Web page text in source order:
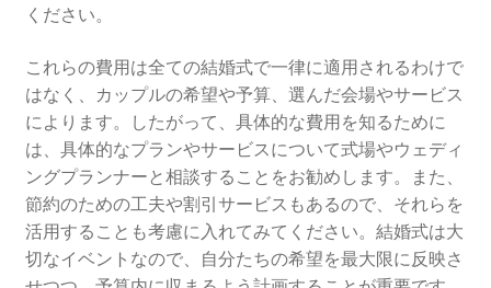
ウエディングの定番曲
京都でフォトウェディングをするならここ！おすすめス
ポット12選
海外ウエディングのメリット、デメリット
京都の結婚式の独特なウエディング
ください。
これらの費用は全ての結婚式で一律に適用されるわけで
はなく、カップルの希望や予算、選んだ会場やサービス
によります。したがって、具体的な費用を知るために
は、具体的なプランやサービスについて式場やウェディ
ングプランナーと相談することをお勧めします。また、
節約のための工夫や割引サービスもあるので、それらを
活用することも考慮に入れてみてください。結婚式は大
切なイベントなので、自分たちの希望を最大限に反映さ